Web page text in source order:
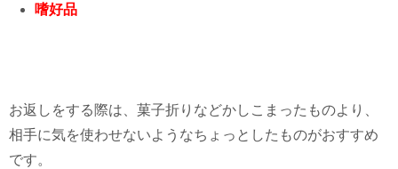
嗜好品
お返しをする際は、菓子折りなどかしこまったものより、
相手に気を使わせないようなちょっとしたものがおすすめ
です。